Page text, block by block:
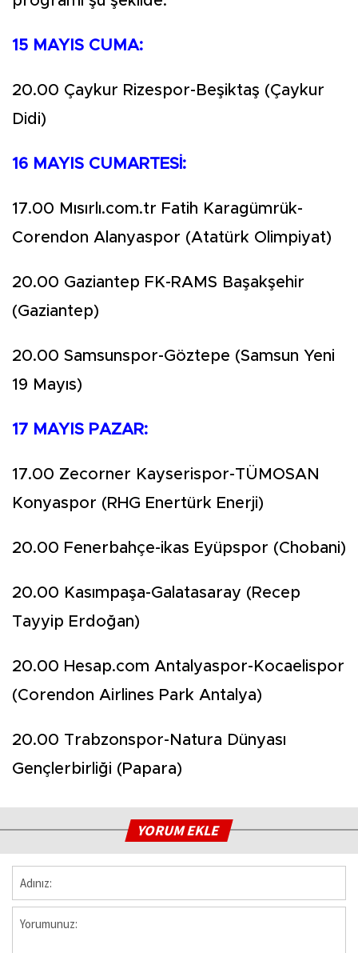
15 MAYIS CUMA:
20.00 Çaykur Rizespor-Beşiktaş (Çaykur
Didi)
16 MAYIS CUMARTESİ:
17.00 Mısırlı.com.tr Fatih Karagümrük-
Corendon Alanyaspor (Atatürk Olimpiyat)
20.00 Gaziantep FK-RAMS Başakşehir
(Gaziantep)
20.00 Samsunspor-Göztepe (Samsun Yeni
19 Mayıs)
17 MAYIS PAZAR:
17.00 Zecorner Kayserispor-TÜMOSAN
Konyaspor (RHG Enertürk Enerji)
20.00 Fenerbahçe-ikas Eyüpspor (Chobani)
20.00 Kasımpaşa-Galatasaray (Recep
Tayyip Erdoğan)
20.00 Hesap.com Antalyaspor-Kocaelispor
(Corendon Airlines Park Antalya)
20.00 Trabzonspor-Natura Dünyası
Gençlerbirliği (Papara)
YORUM EKLE